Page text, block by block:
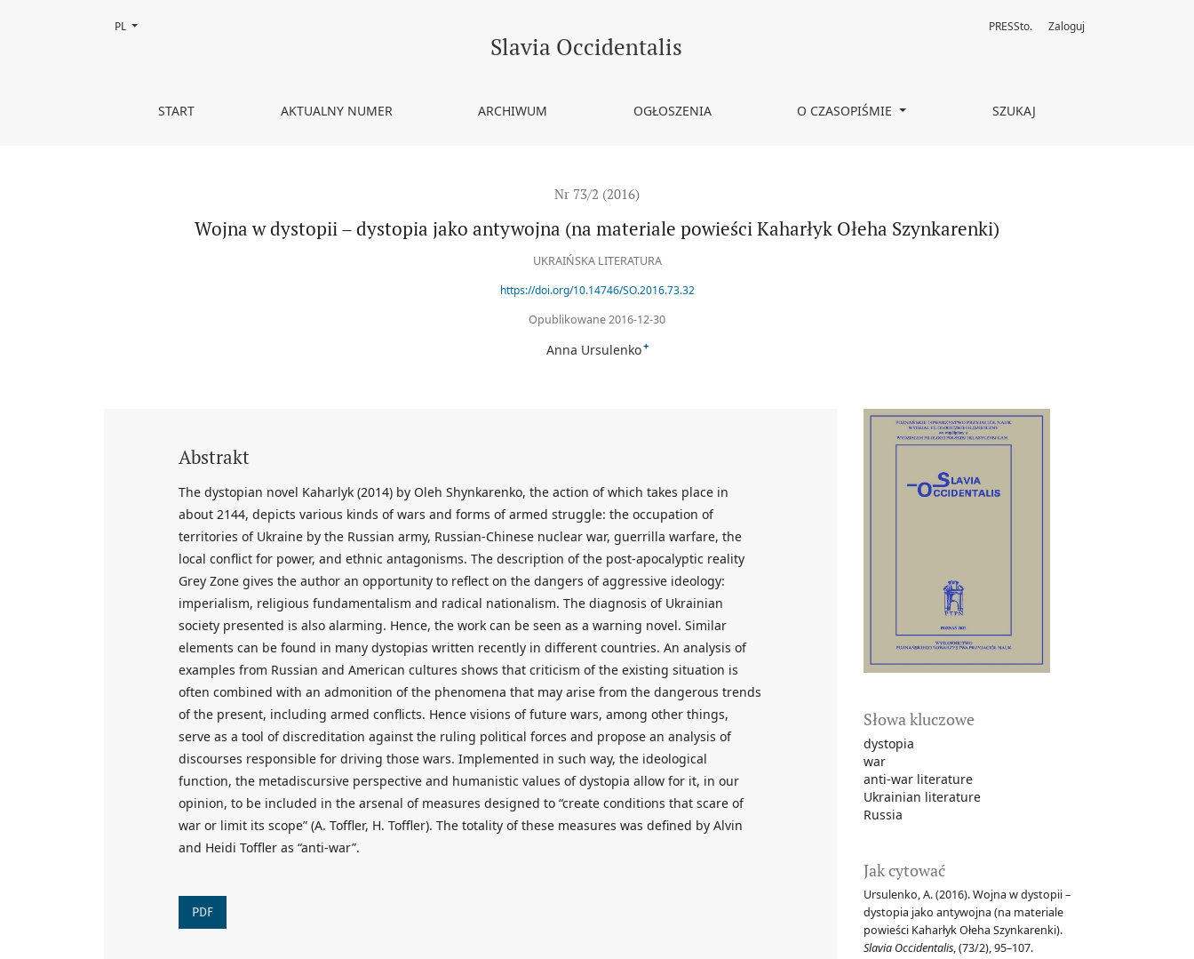
Wojna w dystopii – dystopia jako antywojna (na materiale powieści Kaharłyk Ołeha Szynkarenki)
Slavia Occidentalis
START AKTUALNY NUMER ARCHIWUM OGŁOSZENIA O CZASOPIŚMIE SZUKAJ
PRESSto. Zaloguj
Zmień język, obecnie wybrany to:
PL
Nr 73/2 (2016)
Wojna w dystopii – dystopia jako antywojna (na materiale powieści Kaharłyk Ołeha Szynkarenki)
UKRAIŃSKA LITERATURA
https://doi.org/10.14746/SO.2016.73.32
Opublikowane 2016-12-30
Anna Ursulenko +
Słowa kluczowe
dystopia
war
anti-war literature
Ukrainian literature
Russia
Jak cytować
Ursulenko, A. (2016). Wojna w dystopii –
dystopia jako antywojna (na materiale
powieści Kaharłyk Ołeha Szynkarenki).
Slavia Occidentalis, (73/2), 95–107.
Abstrakt
The dystopian novel Kaharlyk (2014) by Oleh Shynkarenko, the action of which takes place in
about 2144, depicts various kinds of wars and forms of armed struggle: the occupation of
territories of Ukraine by the Russian army, Russian-Chinese nuclear war, guerrilla warfare, the
local conflict for power, and ethnic antagonisms. The description of the post-apocalyptic reality
Grey Zone gives the author an opportunity to reflect on the dangers of aggressive ideology:
imperialism, religious fundamentalism and radical nationalism. The diagnosis of Ukrainian
society presented is also alarming. Hence, the work can be seen as a warning novel. Similar
elements can be found in many dystopias written recently in different countries. An analysis of
examples from Russian and American cultures shows that criticism of the existing situation is
often combined with an admonition of the phenomena that may arise from the dangerous trends
of the present, including armed conflicts. Hence visions of future wars, among other things,
serve as a tool of discreditation against the ruling political forces and propose an analysis of
discourses responsible for driving those wars. Implemented in such way, the ideological
function, the metadiscursive perspective and humanistic values of dystopia allow for it, in our
opinion, to be included in the arsenal of measures designed to “create conditions that scare of
war or limit its scope” (A. Toffler, H. Toffler). The totality of these measures was defined by Alvin
and Heidi Toffler as “anti-war”.
PDF